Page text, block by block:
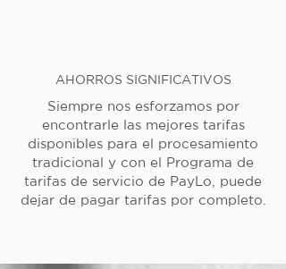
AHORROS SIGNIFICATIVOS
Siempre nos esforzamos por
encontrarle las mejores tarifas
disponibles para el procesamiento
tradicional y con el Programa de
tarifas de servicio de PayLo, puede
dejar de pagar tarifas por completo.